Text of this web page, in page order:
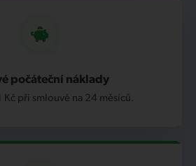
počáteční náklady
Kč při smlouvě na 24 měsíců.